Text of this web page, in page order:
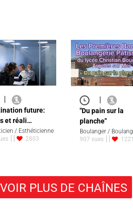
future:
et réali…
/ Esthéticienne
2803
|
"Du pain sur la
planche"
Boulanger /
907 vues
1221
VOIR PLUS DE CHAÎNES